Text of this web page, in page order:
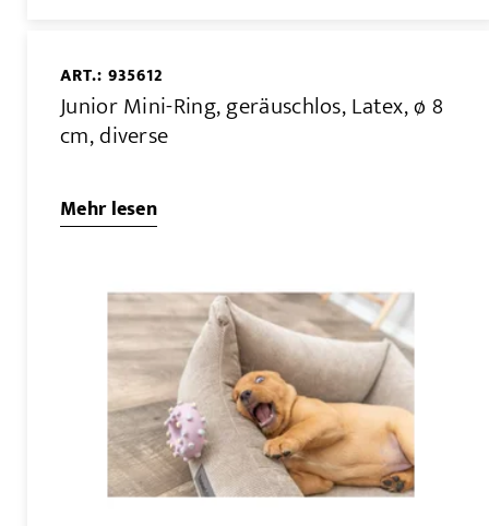
ART.: 935612
Junior Mini-Ring, geräuschlos, Latex, ø 8
cm, diverse
Mehr lesen